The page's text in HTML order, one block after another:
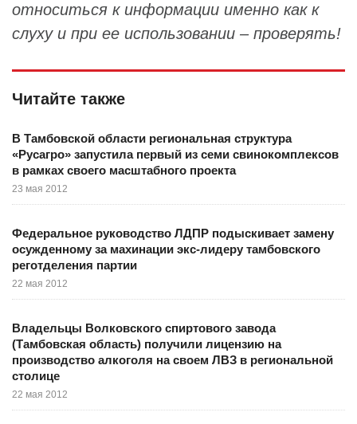
относиться к информации именно как к
слуху и при ее использовании – проверять!
Читайте также
В Тамбовской области региональная структура
«Русагро» запустила первый из семи свинокомплексов
в рамках своего масштабного проекта
23 мая 2012
Федеральное руководство ЛДПР подыскивает замену
осужденному за махинации экс-лидеру тамбовского
реготделения партии
22 мая 2012
Владельцы Волковского спиртового завода
(Тамбовская область) получили лицензию на
производство алкоголя на своем ЛВЗ в региональной
столице
22 мая 2012